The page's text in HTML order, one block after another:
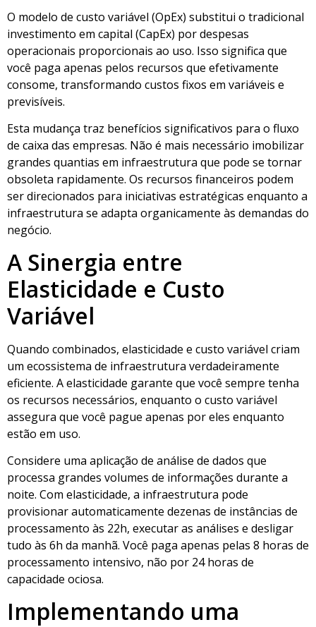
O modelo de custo variável (OpEx) substitui o tradicional
investimento em capital (CapEx) por despesas
operacionais proporcionais ao uso. Isso significa que
você paga apenas pelos recursos que efetivamente
consome, transformando custos fixos em variáveis e
previsíveis.
Esta mudança traz benefícios significativos para o fluxo
de caixa das empresas. Não é mais necessário imobilizar
grandes quantias em infraestrutura que pode se tornar
obsoleta rapidamente. Os recursos financeiros podem
ser direcionados para iniciativas estratégicas enquanto a
infraestrutura se adapta organicamente às demandas do
negócio.
A Sinergia entre
Elasticidade e Custo
Variável
Quando combinados, elasticidade e custo variável criam
um ecossistema de infraestrutura verdadeiramente
eficiente. A elasticidade garante que você sempre tenha
os recursos necessários, enquanto o custo variável
assegura que você pague apenas por eles enquanto
estão em uso.
Considere uma aplicação de análise de dados que
processa grandes volumes de informações durante a
noite. Com elasticidade, a infraestrutura pode
provisionar automaticamente dezenas de instâncias de
processamento às 22h, executar as análises e desligar
tudo às 6h da manhã. Você paga apenas pelas 8 horas de
processamento intensivo, não por 24 horas de
capacidade ociosa.
Implementando uma